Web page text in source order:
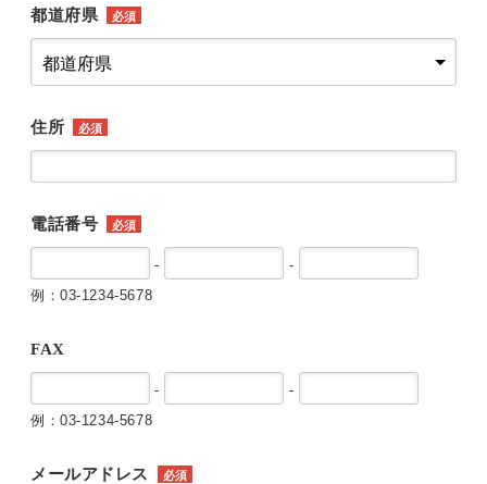
都道府県 必須
住所 必須
電話番号 必須
-
-
例：03-1234-5678
FAX
-
-
例：03-1234-5678
メールアドレス 必須